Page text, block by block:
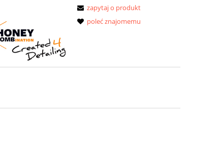
zapytaj o produkt
poleć znajomemu